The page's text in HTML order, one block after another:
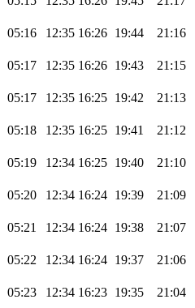
05:16 12:35 16:26 19:44
21:16
05:17 12:35 16:26 19:43
21:15
05:17 12:35 16:25 19:42
21:13
05:18 12:35 16:25 19:41
21:12
05:19 12:34 16:25 19:40
21:10
05:20 12:34 16:24 19:39
21:09
05:21 12:34 16:24 19:38
21:07
05:22 12:34 16:24 19:37
21:06
05:23 12:34 16:23 19:35
21:04